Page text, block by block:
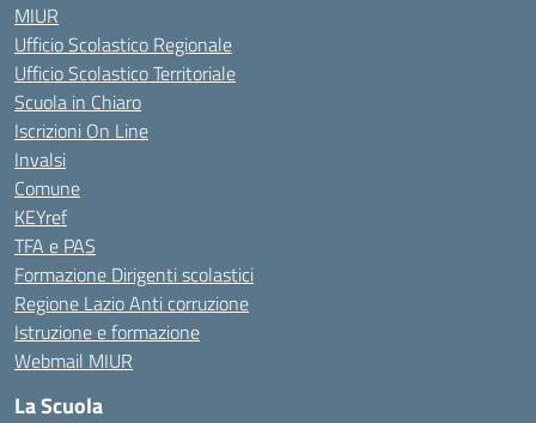
MIUR
Ufficio Scolastico Regionale
Ufficio Scolastico Territoriale
Scuola in Chiaro
Iscrizioni On Line
Invalsi
Comune
KEYref
TFA e PAS
Formazione Dirigenti scolastici
Regione Lazio Anti corruzione
Istruzione e formazione
Webmail MIUR
La Scuola